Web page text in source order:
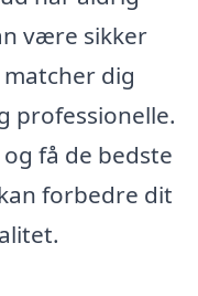
være sikker
dig
professionelle.
få de bedste
forbedre dit